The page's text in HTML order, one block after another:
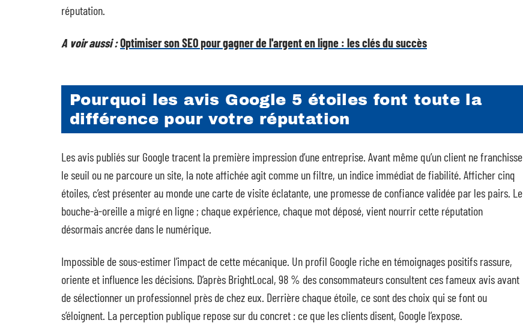
réputation.
A voir aussi :Optimiser son SEO pour gagner de l'argent en ligne : les clés du succès
Pourquoi les avis Google 5 étoiles font toute la
différence pour votre réputation
Les avis publiés sur Google tracent la première impression d’une entreprise. Avant même qu’un client ne franchisse
le seuil ou ne parcoure un site, la note affichée agit comme un filtre, un indice immédiat de fiabilité. Afficher cinq
étoiles, c’est présenter au monde une carte de visite éclatante, une promesse de confiance validée par les pairs. Le
bouche-à-oreille a migré en ligne ; chaque expérience, chaque mot déposé, vient nourrir cette réputation
désormais ancrée dans le numérique.
Impossible de sous-estimer l’impact de cette mécanique. Un profil Google riche en témoignages positifs rassure,
oriente et influence les décisions. D’après BrightLocal, 98 % des consommateurs consultent ces fameux avis avant
de sélectionner un professionnel près de chez eux. Derrière chaque étoile, ce sont des choix qui se font ou
s’éloignent. La perception publique repose sur du concret : ce que les clients disent, Google l’expose.